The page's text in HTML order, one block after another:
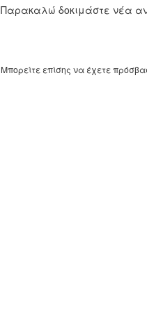
Παρακαλώ δοκιμάστε νέα
Μπορείτε επίσης να έχετε